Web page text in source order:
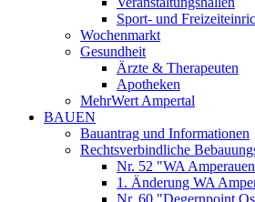
Sport- und
Wochenmarkt
Gesundheit
Ärzte & Therapeuten
Apotheken
MehrWert Ampertal
BAUEN
Bauantrag und Informationen
Rechtsverbindliche
Nr. 52 "WA
1. Änderung WA
Nr. 60 "Degernpoint